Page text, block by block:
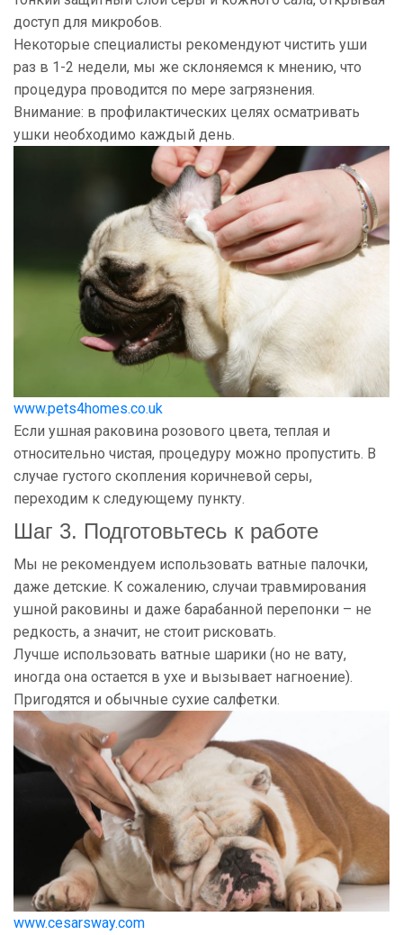
доступ для микробов.
Некоторые специалисты рекомендуют чистить уши
раз в 1-2 недели, мы же склоняемся к мнению, что
процедура проводится по мере загрязнения.
Внимание: в профилактических целях осматривать
ушки необходимо каждый день.
www.pets4homes.co.uk
Если ушная раковина розового цвета, теплая и
относительно чистая, процедуру можно пропустить. В
случае густого скопления коричневой серы,
переходим к следующему пункту.
Шаг 3. Подготовьтесь к работе
Мы не рекомендуем использовать ватные палочки,
даже детские. К сожалению, случаи травмирования
ушной раковины и даже барабанной перепонки – не
редкость, а значит, не стоит рисковать.
Лучше использовать ватные шарики (но не вату,
иногда она остается в ухе и вызывает нагноение).
Пригодятся и обычные сухие салфетки.
www.cesarsway.com